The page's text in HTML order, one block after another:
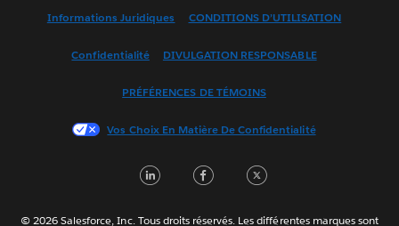
Français (France)
한국어
Português
Informations Juridiques CONDITIONS D’UTILISATION
Confidentialité DIVULGATION RESPONSABLE
PRÉFÉRENCES DE TÉMOINS
Vos Choix En Matière De Confidentialité
LinkedInFacebook
© 2026 Salesforce, Inc. Tous droits réservés. Les différentes marques sont